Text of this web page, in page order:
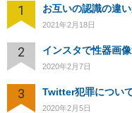
1
2021年2月18日
2 インスタで性器画
2020年2月7日
3 Twitter犯罪につい
2020年2月5日